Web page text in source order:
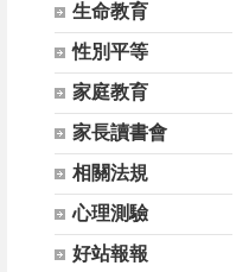
生命教育
性別平等
家庭教育
家長讀書會
相關法規
心理測驗
好站報報